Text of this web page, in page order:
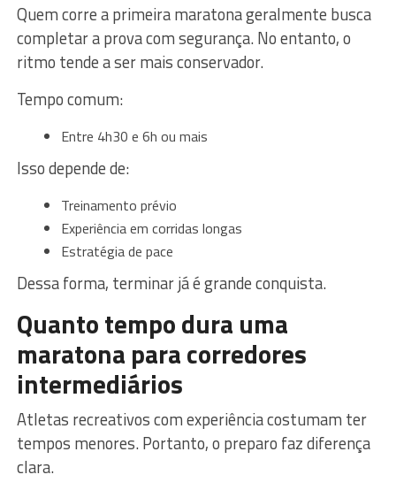
Quem corre a primeira maratona geralmente busca
completar a prova com segurança. No entanto, o
ritmo tende a ser mais conservador.
Tempo comum:
Entre 4h30 e 6h ou mais
Isso depende de:
Treinamento prévio
Experiência em corridas longas
Estratégia de pace
Dessa forma, terminar já é grande conquista.
Quanto tempo dura uma
maratona para corredores
intermediários
Atletas recreativos com experiência costumam ter
tempos menores. Portanto, o preparo faz diferença
clara.